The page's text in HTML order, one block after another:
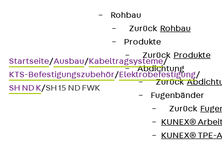
Rohbau
Zurück Rohbau
Produkte
Zurück Produkte
Abdichtung
Zurück
Fugenbänder
Zurück
KUNEX®
KUNEX®
Startseite/Ausbau/Kabeltragsysteme/
KTS-Befestigungszubehör/Elektrobefestigung/
SH ND K/SH 15 ND FWK